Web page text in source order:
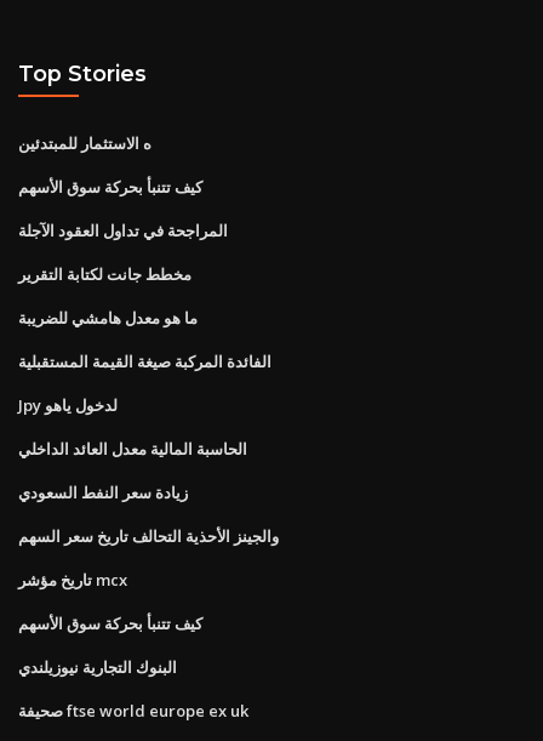
Top Stories
ه الاستثمار للمبتدئين
كيف تتنبأ بحركة سوق الأسهم
المراجحة في تداول العقود الآجلة
مخطط جانت لكتابة التقرير
ما هو معدل هامشي للضريبة
الفائدة المركبة صيغة القيمة المستقبلية
Jpy لدخول ياهو
الحاسبة المالية معدل العائد الداخلي
زيادة سعر النفط السعودي
والجينز الأحذية التحالف تاريخ سعر السهم
تاريخ مؤشر mcx
كيف تتنبأ بحركة سوق الأسهم
البنوك التجارية نيوزيلندي
صحيفة ftse world europe ex uk